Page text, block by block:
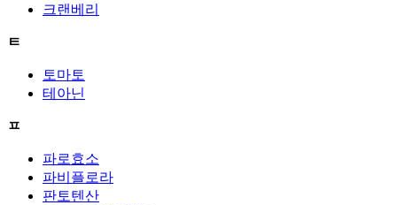
크랜베리
ㅌ
토마토
테아닌
ㅍ
파로효소
파비플로라
판토텐산